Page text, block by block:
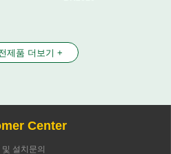
제품 더보기 +
Center
및 설치문의